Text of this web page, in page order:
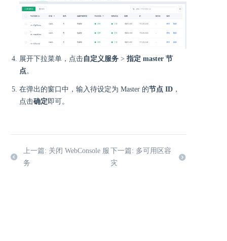
展开下拉菜单，点击自定义服务 > 指定 master 节
点。
在弹出的窗口中，输入待设定为 Master 的节点 ID ，
点击确定即可。
上一篇: 关闭 WebConsole 服
务
下一篇: 多可用区容
灾